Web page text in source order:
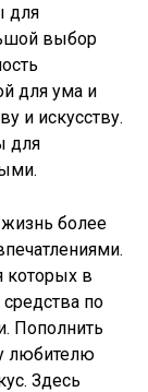
для
выбор
для ума и
и искусству.
для
более
которых в
по
Пополнить
любителю
Здесь